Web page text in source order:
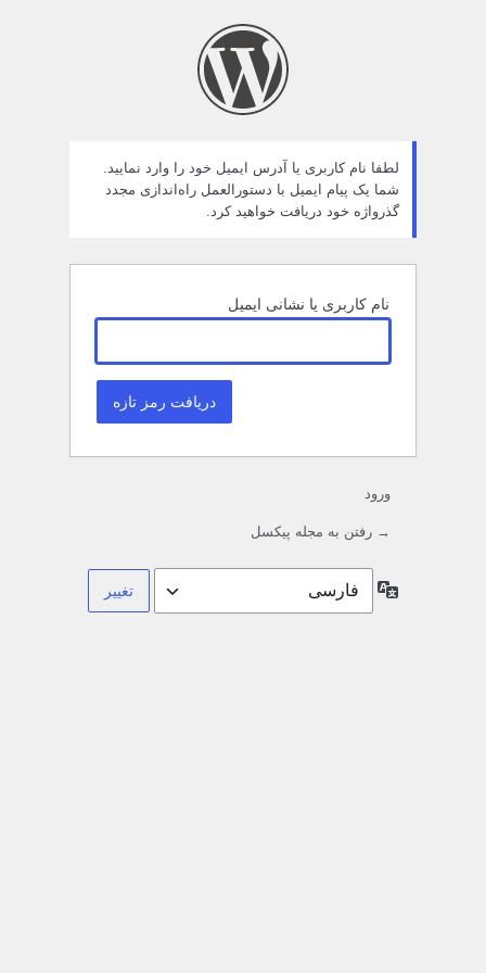
لطفا نام کاربری یا آدرس ایمیل خود را وارد نمایید.
شما یک پیام ایمیل با دستورالعمل راه‌اندازی مجدد
گذرواژه خود دریافت خواهید کرد.
نام کاربری یا نشانی ایمیل
ورود
→ رفتن به مجله پیکسل
زبان